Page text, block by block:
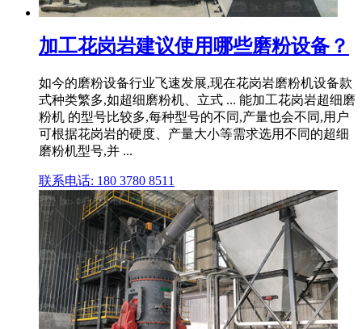
加工花岗岩建议使用哪些磨粉设备？
如今的磨粉设备行业飞速发展,现在花岗岩磨粉机设备款
式种类繁多,如超细磨粉机、立式 ... 能加工花岗岩超细磨
粉机 的型号比较多,每种型号的不同,产量也会不同,用户
可根据花岗岩的硬度、产量大小等需求选用不同的超细
磨粉机型号,并 ...
联系电话: 180 3780 8511